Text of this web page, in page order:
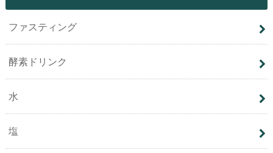
ファスティング
酵素ドリンク
水
塩